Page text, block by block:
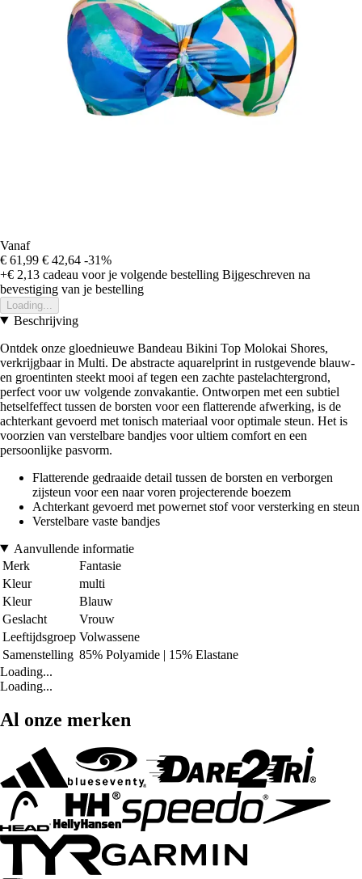
Vanaf
€ 61,99 € 42,64 -31%
+€ 2,13 cadeau voor je volgende bestelling Bijgeschreven na
bevestiging van je bestelling
Loading...
Beschrijving
Ontdek onze gloednieuwe Bandeau Bikini Top Molokai Shores,
verkrijgbaar in Multi. De abstracte aquarelprint in rustgevende blauw-
en groentinten steekt mooi af tegen een zachte pastelachtergrond,
perfect voor uw volgende zonvakantie. Ontworpen met een subtiel
hetselfeffect tussen de borsten voor een flatterende afwerking, is de
achterkant gevoerd met tonisch materiaal voor optimale steun. Het is
voorzien van verstelbare bandjes voor ultiem comfort en een
persoonlijke pasvorm.
Flatterende gedraaide detail tussen de borsten en verborgen
zijsteun voor een naar voren projecterende boezem
Achterkant gevoerd met powernet stof voor versterking en steun
Verstelbare vaste bandjes
Aanvullende informatie
Merk
Fantasie
Kleur
multi
Kleur
Blauw
Geslacht
Vrouw
Leeftijdsgroep Volwassene
Samenstelling 85% Polyamide | 15% Elastane
Loading...
Loading...
Al onze merken